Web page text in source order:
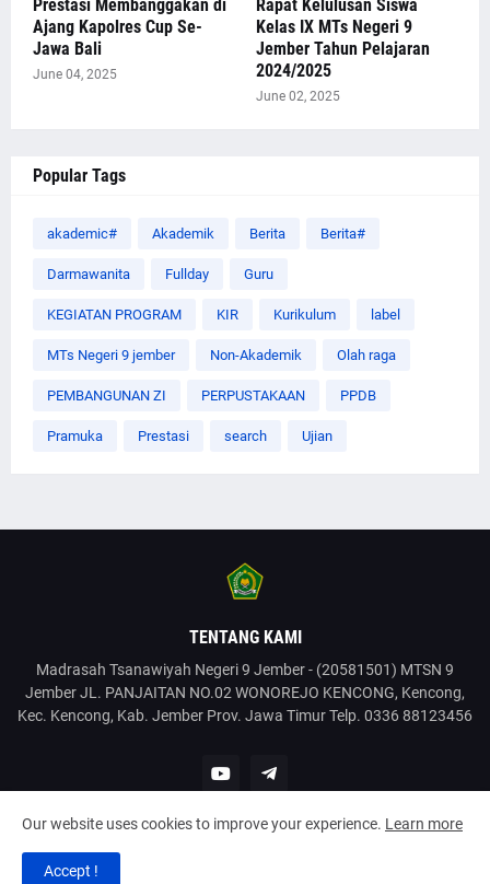
Prestasi Membanggakan di
Ajang Kapolres Cup Se-
Jawa Bali
June 04, 2025
Rapat Kelulusan Siswa
Kelas IX MTs Negeri 9
Jember Tahun Pelajaran
2024/2025
June 02, 2025
Popular Tags
akademic# Akademik Berita Berita#
Darmawanita Fullday Guru
KEGIATAN PROGRAM KIR Kurikulum label
MTs Negeri 9 jember Non-Akademik Olah raga
PEMBANGUNAN ZI PERPUSTAKAAN PPDB
Pramuka Prestasi search Ujian
TENTANG KAMI
Madrasah Tsanawiyah Negeri 9 Jember - (20581501) MTSN 9
Jember JL. PANJAITAN NO.02 WONOREJO KENCONG, Kencong,
Kec. Kencong, Kab. Jember Prov. Jawa Timur Telp. 0336 88123456
Copyright @2022 MTSN9Jember. All Rights Reserved.
Our website uses cookies to improve your experience. Learn more
Accept !